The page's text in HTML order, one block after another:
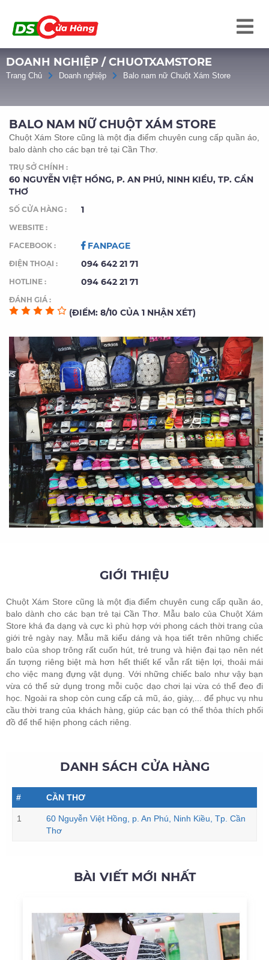
DOANH NGHIỆP / CHUOTXAMSTORE
Trang Chủ Doanh nghiệp Balo nam nữ Chuột Xám Store
BALO NAM NỮ CHUỘT XÁM STORE
Chuột Xám Store cũng là một địa điểm chuyên cung cấp quần áo,
balo dành cho các bạn trẻ tại Cần Thơ.
TRỤ SỞ CHÍNH :
60 NGUYỄN VIỆT HỒNG, P. AN PHÚ, NINH KIỀU, TP. CẦN
THƠ
SỐ CỬA HÀNG : 1
WEBSITE :
FACEBOOK :
FANPAGE
ĐIỆN THOẠI : 094 642 21 71
HOTLINE : 094 642 21 71
ĐÁNH GIÁ :
(ĐIỂM: 8/10 CỦA 1 NHẬN XÉT)
GIỚI THIỆU
Chuột Xám Store cũng là một địa điểm chuyên cung cấp quần áo,
balo dành cho các bạn trẻ tại Cần Thơ. Mẫu balo của Chuột Xám
Store khá đa dạng và cực kì phù hợp với phong cách thời trang của
giới trẻ ngày nay. Mẫu mã kiểu dáng và họa tiết trên những chiếc
balo của shop trông rất cuốn hút, trẻ trung và hiện đại tạo nên nét
ấn tượng riêng biệt mà hơn hết thiết kế vẫn rất tiện lợi, thoải mái
cho việc mang đựng vật dụng. Với những chiếc balo như vậy bạn
vừa có thể sử dụng trong mỗi cuộc dạo chơi lại vừa có thể đeo đi
học. Ngoài ra shop còn cung cấp cả mũ, áo, giày,... để phục vụ nhu
cầu thời trang của khách hàng, giúp các bạn có thể thỏa thích phối
đồ để thể hiện phong cách riêng.
DANH SÁCH CỬA HÀNG
# CẦN THƠ
1
60 Nguyễn Việt Hồng, p. An Phú, Ninh Kiều, Tp. Cần
Thơ
BÀI VIẾT MỚI NHẤT